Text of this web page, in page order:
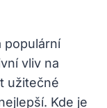
populární
vliv na
užitečné
Kde je